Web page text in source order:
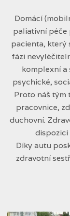
Domácí
paliativní péče
pacienta, který
fázi
komplexní a
psychické,
Proto náš tým
pracovnice,
duchovní.
dispozici
Díky autu
zdravotní